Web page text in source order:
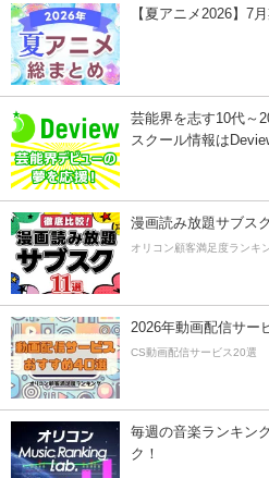
【夏アニメ2026】7
芸能界を志す10代～
スクール情報は
漫画読み放題サブス
オリコン顧客満足度ランキ
2026年動画配信サー
CS動画配信サービス20選
毎週の音楽ランキン
ク！